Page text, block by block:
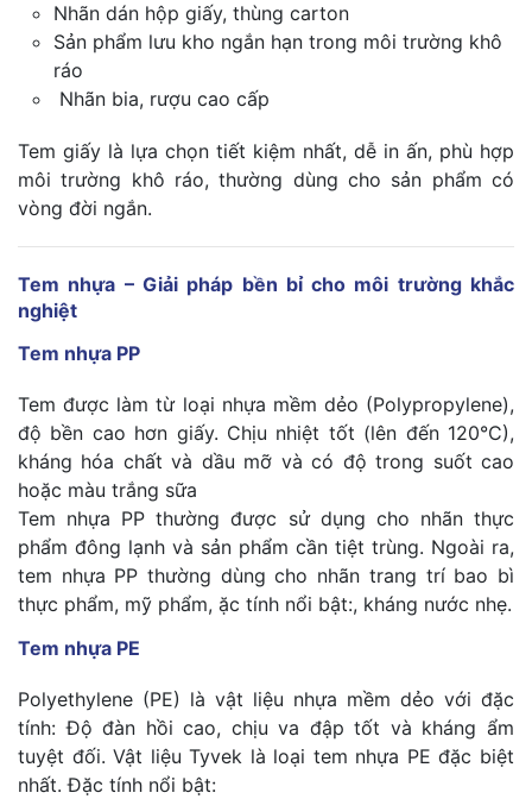
Nhãn dán hộp giấy, thùng carton
Sản phẩm lưu kho ngắn hạn trong môi trường khô
ráo
Nhãn bia, rượu cao cấp
Tem giấy là lựa chọn tiết kiệm nhất, dễ in ấn, phù hợp
môi trường khô ráo, thường dùng cho sản phẩm có
vòng đời ngắn.
Tem nhựa – Giải pháp bền bỉ cho môi trường khắc
nghiệt
Tem nhựa PP
Tem được làm từ loại nhựa mềm dẻo (Polypropylene),
độ bền cao hơn giấy. Chịu nhiệt tốt (lên đến 120°C),
kháng hóa chất và dầu mỡ và có độ trong suốt cao
hoặc màu trắng sữa
Tem nhựa PP thường được sử dụng cho nhãn thực
phẩm đông lạnh và sản phẩm cần tiệt trùng. Ngoài ra,
tem nhựa PP thường dùng cho nhãn trang trí bao bì
thực phẩm, mỹ phẩm, ặc tính nổi bật:, kháng nước nhẹ.
Tem nhựa PE
Polyethylene (PE) là vật liệu nhựa mềm dẻo với đặc
tính: Độ đàn hồi cao, chịu va đập tốt và kháng ẩm
tuyệt đối. Vật liệu Tyvek là loại tem nhựa PE đặc biệt
nhất. Đặc tính nổi bật: